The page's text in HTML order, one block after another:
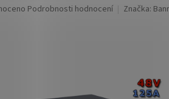
Podrobnosti hodnocení Značka: